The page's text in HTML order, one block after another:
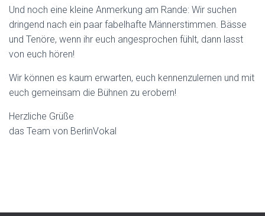
Und noch eine kleine Anmerkung am Rande: Wir suchen
dringend nach ein paar fabelhafte Männerstimmen. Bässe
und Tenöre, wenn ihr euch angesprochen fühlt, dann lasst
von euch hören!
Wir können es kaum erwarten, euch kennenzulernen und mit
euch gemeinsam die Bühnen zu erobern!
Herzliche Grüße
das Team von BerlinVokal